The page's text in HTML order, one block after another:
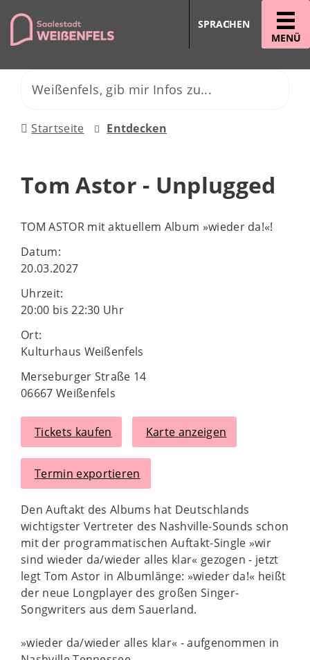
MENÜ
SPRACHEN
Startseite Entdecken
Tom Astor - Unplugged
TOM ASTOR mit aktuellem Album »wieder da!«!
Datum:
20.03.2027
Uhrzeit:
20:00 bis 22:30 Uhr
Ort:
Kulturhaus Weißenfels
Merseburger Straße 14
06667 Weißenfels
Tickets kaufen Karte anzeigen
Termin exportieren
Den Auftakt des Albums hat Deutschlands
wichtigster Vertreter des Nashville-Sounds schon
mit der programmatischen Auftakt-Single »wir
sind wieder da/wieder alles klar« gezogen - jetzt
legt Tom Astor in Albumlänge: »wieder da!« heißt
der neue Longplayer des großen Singer-
Songwriters aus dem Sauerland.
»wieder da/wieder alles klar« - aufgenommen in